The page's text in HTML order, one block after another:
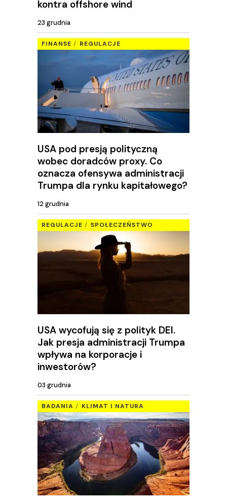
kontra offshore wind
23 grudnia
FINANSE REGULACJE
USA pod presją polityczną
wobec doradców proxy. Co
oznacza ofensywa administracji
Trumpa dla rynku kapitałowego?
12 grudnia
REGULACJE SPOŁECZEŃSTWO
USA wycofują się z polityk DEI.
Jak presja administracji Trumpa
wpływa na korporacje i
inwestorów?
03 grudnia
BADANIA KLIMAT I NATURA